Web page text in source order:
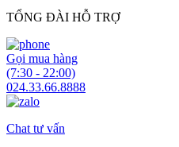
TỔNG ĐÀI HỖ TRỢ
Gọi mua hàng
(7:30 - 22:00)
024.33.66.8888
Chat tư vấn